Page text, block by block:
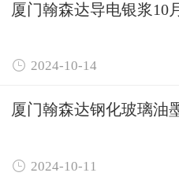
厦门翰森达导电银浆10
 2024-10-14
厦门翰森达钢化玻璃油
 2024-10-11